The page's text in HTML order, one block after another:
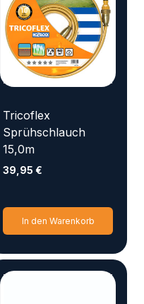
Tricoflex
Sprühschlauch
15,0m
39,95 €
In den Warenkorb